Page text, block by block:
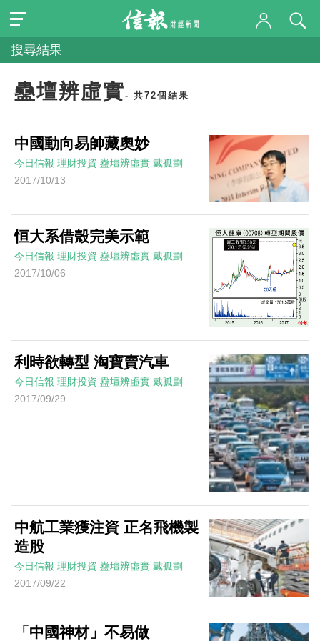
搜尋結果
蠱壇辨虛實- 共72個結果
中國動向易帥藏奧妙
今日信報 理財投資 蠱壇辨虛實 戴孤劃
2017/10/13
恒大系借殼完美示範
今日信報 理財投資 蠱壇辨虛實 戴孤劃
2017/10/06
利時欲轉型 淘寶賣汽車
今日信報 理財投資 蠱壇辨虛實 戴孤劃
2017/09/29
中航工業獲注資 正名飛機製
造股
今日信報 理財投資 蠱壇辨虛實 戴孤劃
2017/09/22
「中國神材」不易做